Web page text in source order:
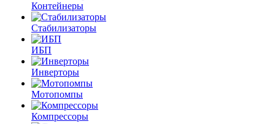
Контейнеры
Стабилизаторы
ИБП
Инверторы
Мотопомпы
Компрессоры